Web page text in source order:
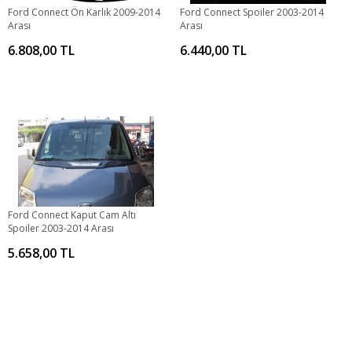
Ford Connect Ön Karlık 2009-2014
Arası
6.808,00 TL
Ford Connect Spoiler 2003-2014
Arası
6.440,00 TL
Ford Connect Kaput Cam Altı
Spoiler 2003-2014 Arası
5.658,00 TL